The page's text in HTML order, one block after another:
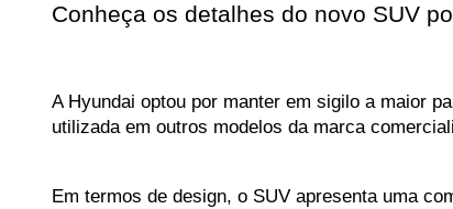
Conheça os detalhes do novo SUV
A Hyundai optou por manter em sigilo a maior
utilizada em outros modelos da marca
Em termos de design, o SUV apresenta uma